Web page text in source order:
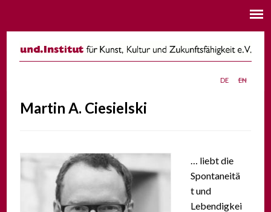
de en
Martin A. Ciesielski
… liebt die
Spontaneitä
t und
Lebendigkei